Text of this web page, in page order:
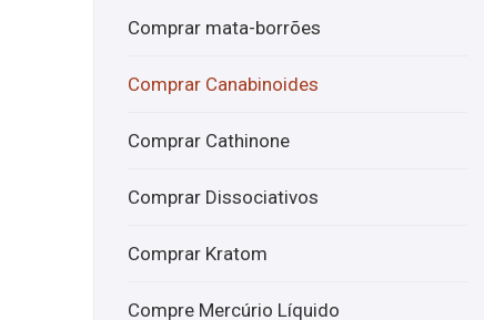
Comprar mata-borrões
Comprar Canabinoides
Comprar Cathinone
Comprar Dissociativos
Comprar Kratom
Compre Mercúrio Líquido